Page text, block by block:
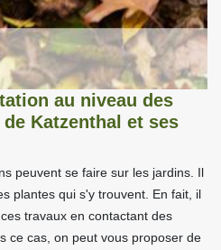
au niveau des
Katzenthal et ses
peuvent se faire sur les jardins. Il
plantes qui s'y trouvent. En fait, il
travaux en contactant des
ce cas, on peut vous proposer de